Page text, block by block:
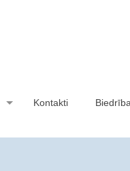
Kontakti